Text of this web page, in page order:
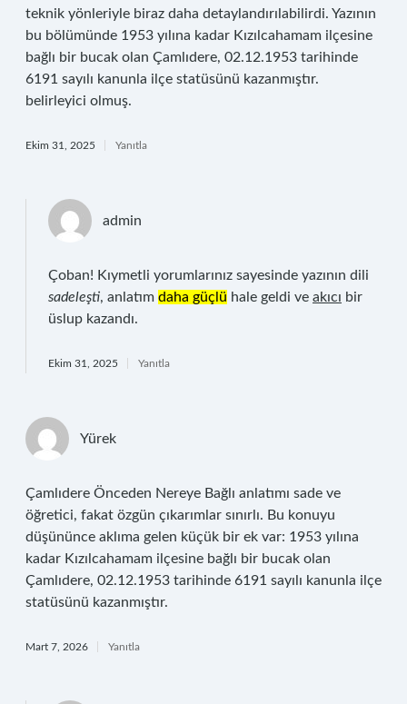
teknik yönleriyle biraz daha detaylandırılabilirdi. Yazının
bu bölümünde 1953 yılına kadar Kızılcahamam ilçesine
bağlı bir bucak olan Çamlıdere, 02.12.1953 tarihinde
6191 sayılı kanunla ilçe statüsünü kazanmıştır.
belirleyici olmuş.
Ekim 31, 2025 Yanıtla
admin
Çoban! Kıymetli yorumlarınız sayesinde yazının dili
sadeleşti, anlatım daha güçlü hale geldi ve akıcı bir
üslup kazandı.
Ekim 31, 2025 Yanıtla
Yürek
Çamlıdere Önceden Nereye Bağlı anlatımı sade ve
öğretici, fakat özgün çıkarımlar sınırlı. Bu konuyu
düşününce aklıma gelen küçük bir ek var: 1953 yılına
kadar Kızılcahamam ilçesine bağlı bir bucak olan
Çamlıdere, 02.12.1953 tarihinde 6191 sayılı kanunla ilçe
statüsünü kazanmıştır.
Mart 7, 2026 Yanıtla